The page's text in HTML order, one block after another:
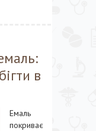
в
Емаль
покриває